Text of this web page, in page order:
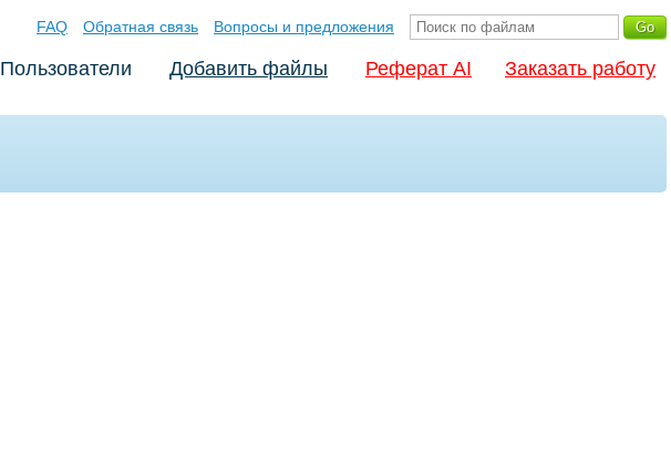
FAQ Обратная связь Вопросы и предложения
Пользователи Добавить файлы Реферат AI Заказать работу